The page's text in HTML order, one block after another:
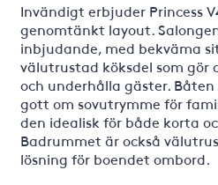
Invändigt erbjuder Princess
genomtänkt layout.
inbjudande, med bekväma
välutrustad köksdel som
och underhålla gäster.
gott om sovutrymme för
den idealisk för både korta
Badrummet är också
lösning för boendet ombord.